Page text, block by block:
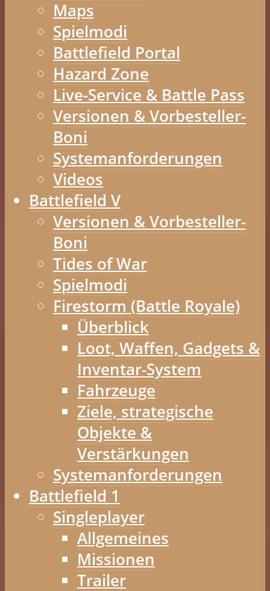
Maps
Spielmodi
Battlefield Portal
Hazard Zone
Live-Service & Battle Pass
Versionen & Vorbesteller-
Boni
Systemanforderungen
Videos
Battlefield V
Versionen & Vorbesteller-
Boni
Tides of War
Spielmodi
Firestorm (Battle Royale)
Überblick
Loot, Waffen, Gadgets &
Inventar-System
Fahrzeuge
Ziele, strategische
Objekte &
Verstärkungen
Systemanforderungen
Battlefield 1
Singleplayer
Allgemeines
Missionen
Trailer